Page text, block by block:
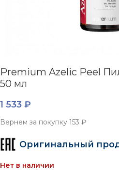
Premium Azelic Peel
50 мл
1 533 ₽
Вернем за покупку 153 ₽
Оригинальный
Нет в наличии